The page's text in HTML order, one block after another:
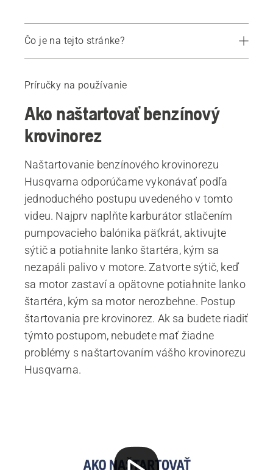
Čo je na tejto stránke?
Príručky na používanie
Ako naštartovať benzínový
krovinorez
Naštartovanie benzínového krovinorezu
Husqvarna odporúčame vykonávať podľa
jednoduchého postupu uvedeného v tomto
videu. Najprv naplňte karburátor stlačením
pumpovacieho balónika päťkrát, aktivujte
sýtič a potiahnite lanko štartéra, kým sa
nezapáli palivo v motore. Zatvorte sýtič, keď
sa motor zastaví a opätovne potiahnite lanko
štartéra, kým sa motor nerozbehne. Postup
štartovania pre krovinorez. Ak sa budete riadiť
týmto postupom, nebudete mať žiadne
problémy s naštartovaním vášho krovinorezu
Husqvarna.